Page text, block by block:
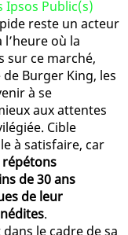
Ipsos Public(s)
reste un acteur
où la
sur ce marché,
Burger King, les
à se
aux attentes
Cible
à satisfaire, car
répétons
de 30 ans
de leur
.
le cadre de sa